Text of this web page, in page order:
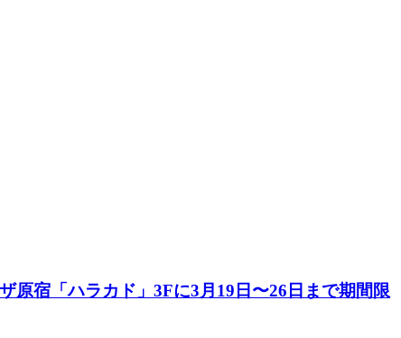
原宿「ハラカド」3Fに3月19日〜26日まで期間限